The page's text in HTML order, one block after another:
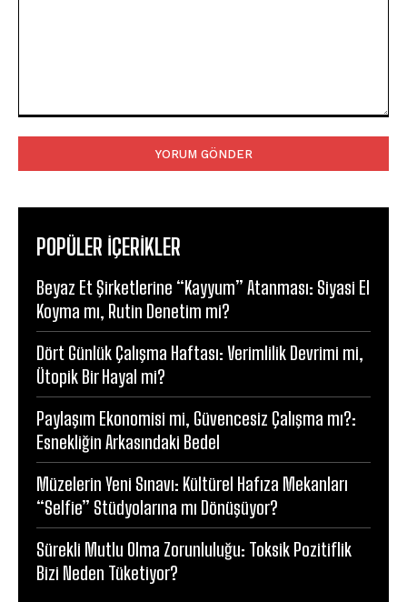
POPÜLER İÇERİKLER
Beyaz Et Şirketlerine “Kayyum” Atanması: Siyasi El
Koyma mı, Rutin Denetim mi?
Dört Günlük Çalışma Haftası: Verimlilik Devrimi mi,
Ütopik Bir Hayal mi?
Paylaşım Ekonomisi mi, Güvencesiz Çalışma mı?:
Esnekliğin Arkasındaki Bedel
Müzelerin Yeni Sınavı: Kültürel Hafıza Mekanları
“Selfie” Stüdyolarına mı Dönüşüyor?
Sürekli Mutlu Olma Zorunluluğu: Toksik Pozitiflik
Bizi Neden Tüketiyor?